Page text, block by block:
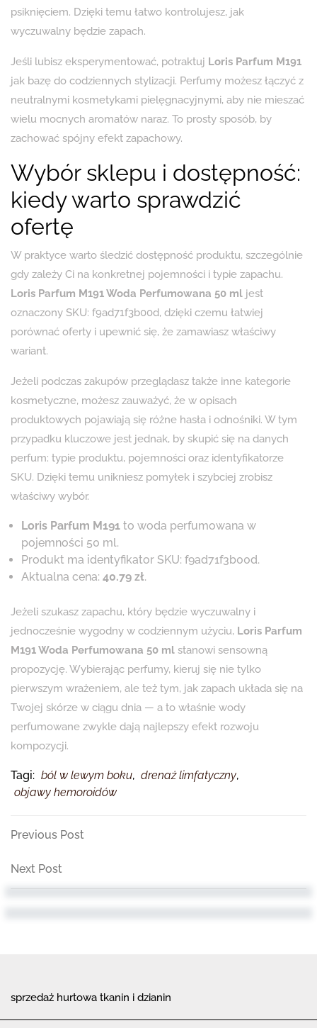
psiknięciem. Dzięki temu łatwo kontrolujesz, jak
wyczuwalny będzie zapach.
Jeśli lubisz eksperymentować, potraktuj Loris Parfum M191
jak bazę do codziennych stylizacji. Perfumy możesz łączyć z
neutralnymi kosmetykami pielęgnacyjnymi, aby nie mieszać
wielu mocnych aromatów naraz. To prosty sposób, by
zachować spójny efekt zapachowy.
Wybór sklepu i dostępność:
kiedy warto sprawdzić
ofertę
W praktyce warto śledzić dostępność produktu, szczególnie
gdy zależy Ci na konkretnej pojemności i typie zapachu.
Loris Parfum M191 Woda Perfumowana 50 ml jest
oznaczony SKU: f9ad71f3b00d, dzięki czemu łatwiej
porównać oferty i upewnić się, że zamawiasz właściwy
wariant.
Jeżeli podczas zakupów przeglądasz także inne kategorie
kosmetyczne, możesz zauważyć, że w opisach
produktowych pojawiają się różne hasła i odnośniki. W tym
przypadku kluczowe jest jednak, by skupić się na danych
perfum: typie produktu, pojemności oraz identyfikatorze
SKU. Dzięki temu unikniesz pomyłek i szybciej zrobisz
właściwy wybór.
Loris Parfum M191 to woda perfumowana w
pojemności 50 ml.
Produkt ma identyfikator SKU: f9ad71f3b00d.
Aktualna cena: 40.79 zł.
Jeżeli szukasz zapachu, który będzie wyczuwalny i
jednocześnie wygodny w codziennym użyciu, Loris Parfum
M191 Woda Perfumowana 50 ml stanowi sensowną
propozycję. Wybierając perfumy, kieruj się nie tylko
pierwszym wrażeniem, ale też tym, jak zapach układa się na
Twojej skórze w ciągu dnia — a to właśnie wody
perfumowane zwykle dają najlepszy efekt rozwoju
kompozycji.
Tagi: ból w lewym boku, drenaż limfatyczny,
objawy hemoroidów
Nawigacja
wpisu
Previous
Previous Post
Next
Post
Next Post
sprzedaż hurtowa tkanin i dzianin